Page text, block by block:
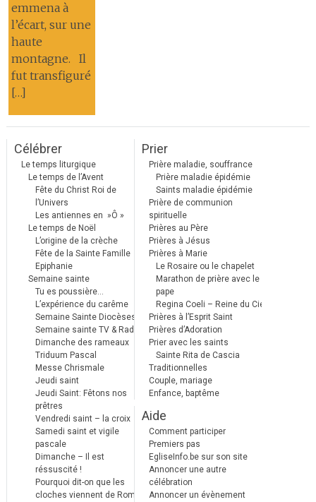
emmena à
l’écart, sur une
haute
montagne. Il
fut transfiguré
[…]
Célébrer
Le temps liturgique
Le temps de l’Avent
Fête du Christ Roi de
l’Univers
Les antiennes en »Ô »
Le temps de Noël
L’origine de la crèche
Fête de la Sainte Famille
Epiphanie
Semaine sainte
Tu es poussière…
L’expérience du carême
Semaine Sainte Diocèses
Semaine sainte TV & Radio
Dimanche des rameaux
Triduum Pascal
Messe Chrismale
Jeudi saint
Jeudi Saint: Fêtons nos
prêtres
Vendredi saint – la croix
Samedi saint et vigile
pascale
Dimanche – Il est
réssuscité !
Pourquoi dit-on que les
cloches viennent de Rome ?
Prier
Prière maladie, souffrance
Prière maladie épidémie
Saints maladie épidémie
Prière de communion
spirituelle
Prières au Père
Prières à Jésus
Prières à Marie
Le Rosaire ou le chapelet
Marathon de prière avec le
pape
Regina Coeli – Reine du Ciel
Prières à l’Esprit Saint
Prières d’Adoration
Prier avec les saints
Sainte Rita de Cascia
Traditionnelles
Couple, mariage
Enfance, baptême
Aide
Comment participer
Premiers pas
EgliseInfo.be sur son site
Annoncer une autre
célébration
Annoncer un évènement